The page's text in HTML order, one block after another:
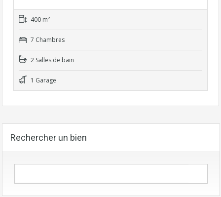
400 m²
7 Chambres
2 Salles de bain
1 Garage
Rechercher un bien